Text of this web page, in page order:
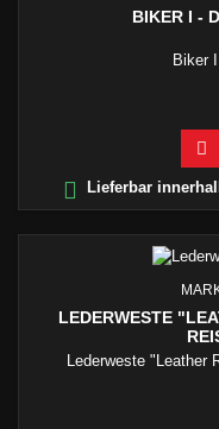
BIKER I -
Biker

 Lieferbar
LEDERWESTE
Lederweste